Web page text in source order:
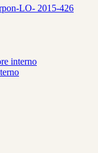
LO- 2015-426
interno